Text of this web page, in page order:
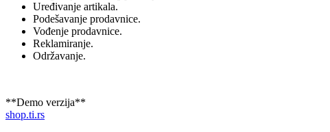
Uređivanje artikala.
Podešavanje prodavnice.
Vođenje prodavnice.
Reklamiranje.
Održavanje.
**Demo verzija**
shop.ti.rs